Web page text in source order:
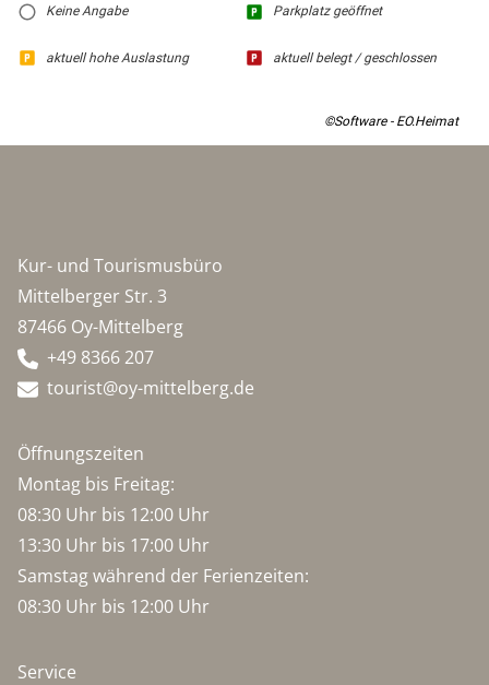
Keine Angabe Parkplatz geöffnet
aktuell hohe Auslastung aktuell belegt / geschlossen
©Software - EO.Heimat
Kur- und Tourismusbüro
Mittelberger Str. 3
87466 Oy-Mittelberg
+49 8366 207
tourist@oy-mittelberg.de
Öffnungszeiten
Montag bis Freitag:
08:30 Uhr bis 12:00 Uhr
13:30 Uhr bis 17:00 Uhr
Samstag während der Ferienzeiten:
08:30 Uhr bis 12:00 Uhr
Service